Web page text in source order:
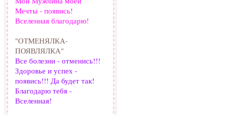
Мечты - появись!
Вселенная благодарю!
"ОТМЕНЯЛКА-
ПОЯВЛЯЛКА"
Все болезни - отменись!!!
Здоровье и успех -
появись!!! Да будет так!
Благодарю тебя -
Вселенная!